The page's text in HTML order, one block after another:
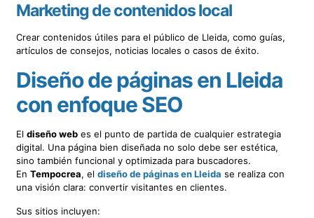
Marketing de contenidos local
Crear contenidos útiles para el público de Lleida, como guías,
artículos de consejos, noticias locales o casos de éxito.
Diseño de páginas en Lleida
con enfoque SEO
Eldiseño web es el punto de partida de cualquier estrategia
digital. Una página bien diseñada no solo debe ser estética,
sino también funcional y optimizada para buscadores.
EnTempocrea, eldiseño de páginas en Lleida se realiza con
una visión clara: convertir visitantes en clientes.
Sus sitios incluyen: